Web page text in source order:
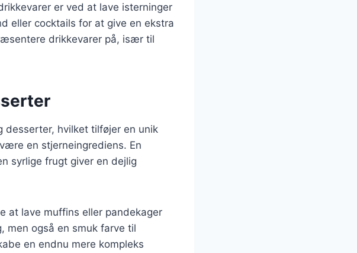
er ved at lave isterninger
eller cocktails for at give en ekstra
drikkevarer på, især til
hvilket tilføjer en unik
en stjerneingrediens. En
syrlige frugt giver en dejlig
at lave muffins eller pandekager
men også en smuk farve til
en endnu mere kompleks